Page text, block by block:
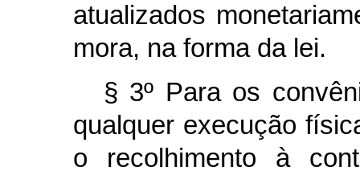
atualizados
mora, na forma da lei.
§ 3º Para os
qualquer execução
o recolhimento à